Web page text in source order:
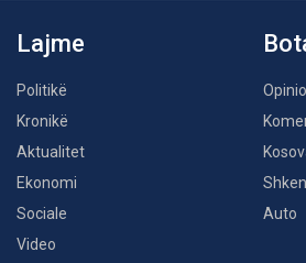
Lajme
Politikë
Kronikë
Aktualitet
Ekonomi
Sociale
Video
Auto